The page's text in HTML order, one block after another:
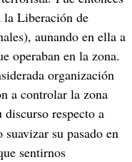
la Liberación de
aunando en ella a
operaban en la zona.
organización
a controlar la zona
respecto a
su pasado en
sentirnos